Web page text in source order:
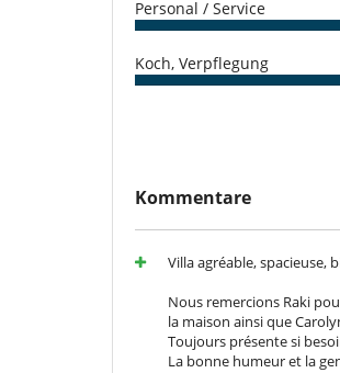
Personal / Service
Koch, Verpflegung
Kommentare
Villa agréable, spacieuse,
Nous remercions Raki
la maison ainsi que
Toujours présente si
La bonne humeur et la